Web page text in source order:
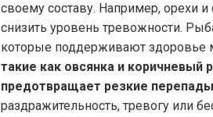
своему составу. Например, орехи
снизить уровень тревожности.
которые поддерживают здоровье
такие как овсянка и коричневый
предотвращает резкие
раздражительность, тревогу или